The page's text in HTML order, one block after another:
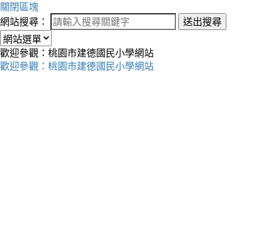
關閉區塊
網站搜尋：
送出搜尋
歡迎參觀：桃園市建德國民小學網站
歡迎參觀：桃園市建德國民小學網站